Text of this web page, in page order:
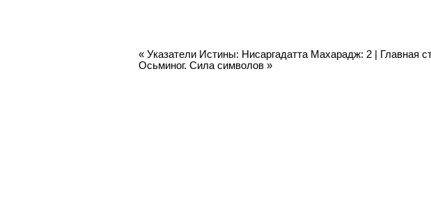
« Указатели Истины: Нисаргадатта Махарадж: 2 | Главная
Осьминог. Сила символов »